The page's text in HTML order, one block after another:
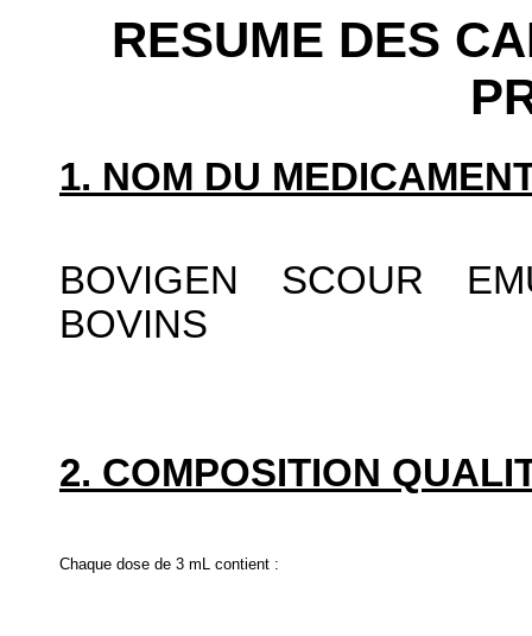
RESUME DES
1. NOM DU
BOVIGEN SCOUR
BOVINS
2. COMPOSITION
Chaque dose de 3 mL contient :